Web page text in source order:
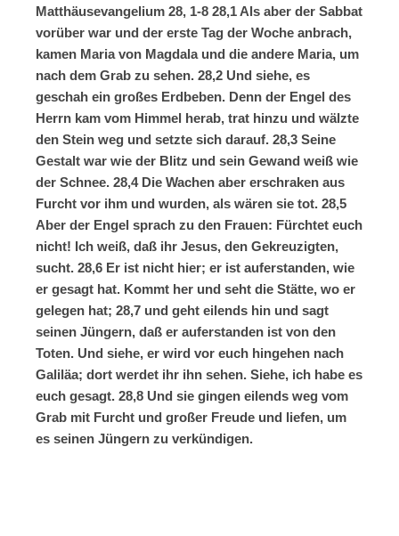
Matthäusevangelium 28, 1-8 28,1 Als aber der Sabbat
vorüber war und der erste Tag der Woche anbrach,
kamen Maria von Magdala und die andere Maria, um
nach dem Grab zu sehen. 28,2 Und siehe, es
geschah ein großes Erdbeben. Denn der Engel des
Herrn kam vom Himmel herab, trat hinzu und wälzte
den Stein weg und setzte sich darauf. 28,3 Seine
Gestalt war wie der Blitz und sein Gewand weiß wie
der Schnee. 28,4 Die Wachen aber erschraken aus
Furcht vor ihm und wurden, als wären sie tot. 28,5
Aber der Engel sprach zu den Frauen: Fürchtet euch
nicht! Ich weiß, daß ihr Jesus, den Gekreuzigten,
sucht. 28,6 Er ist nicht hier; er ist auferstanden, wie
er gesagt hat. Kommt her und seht die Stätte, wo er
gelegen hat; 28,7 und geht eilends hin und sagt
seinen Jüngern, daß er auferstanden ist von den
Toten. Und siehe, er wird vor euch hingehen nach
Galiläa; dort werdet ihr ihn sehen. Siehe, ich habe es
euch gesagt. 28,8 Und sie gingen eilends weg vom
Grab mit Furcht und großer Freude und liefen, um
es seinen Jüngern zu verkündigen.